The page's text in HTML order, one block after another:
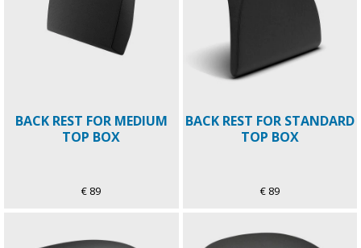
BACK REST FOR MEDIUM
TOP BOX
€ 89
BACK REST FOR STANDARD
TOP BOX
€ 89